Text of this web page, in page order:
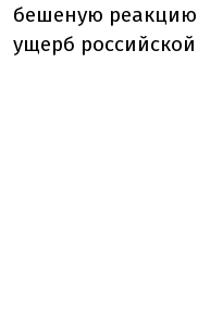
бешеную реакцию
ущерб